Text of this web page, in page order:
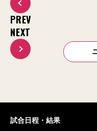
PREV
NEXT
試合日程・結果